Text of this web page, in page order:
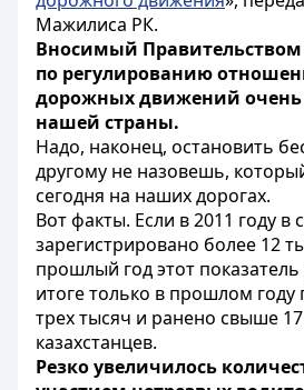
Мажилиса РК.
Вносимый Правительством
по регулированию
дорожных движений очень
нашей страны.
Надо, наконец, остановить
другому не назовешь,
сегодня на наших дорогах.
Вот факты. Если в 2011 году в
зарегистрировано более 12
прошлый год этот показатель
итоге только в прошлом году
трех тысяч и ранено свыше
казахстанцев.
Резко увеличилось